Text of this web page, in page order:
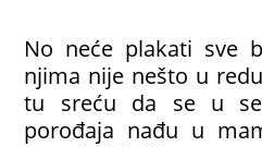
No neće plakati sve
njima nije nešto u
tu sreću da se u
porođaja nađu u